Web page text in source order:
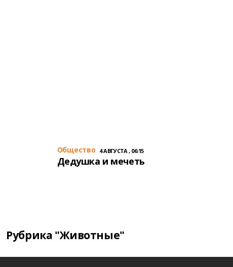
Общество 4 АВГУСТА , 06:15
Дедушка и мечеть
Рубрика "Животные"